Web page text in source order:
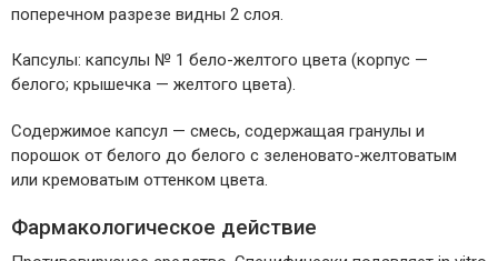
поперечном разрезе видны 2 слоя.
Капсулы: капсулы № 1 бело-желтого цвета (корпус —
белого; крышечка — желтого цвета).
Содержимое капсул — смесь, содержащая гранулы и
порошок от белого до белого с зеленовато-желтоватым
или кремоватым оттенком цвета.
Фармакологическое действие